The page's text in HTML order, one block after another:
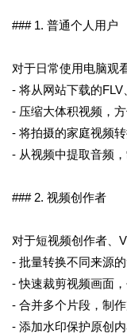
### 1. 普通个人用户
对于日常使用电脑观
- 将从网站下载的
- 压缩大体积视频，
- 将拍摄的家庭视频
- 从视频中提取音频
### 2. 视频创作者
对于短视频创作者、
- 批量转换不同来源
- 快速裁剪视频画面
- 合并多个片段，制
- 添加水印保护原创